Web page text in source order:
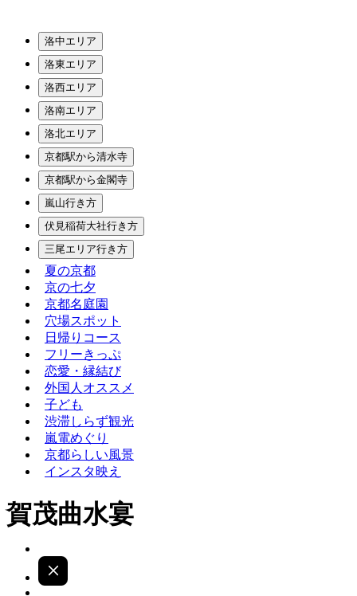
洛中エリア
洛東エリア
洛西エリア
洛南エリア
洛北エリア
京都駅から清水寺
京都駅から金閣寺
嵐山行き方
伏見稲荷大社行き方
三尾エリア行き方
夏の京都
京の七夕
京都名庭園
穴場スポット
日帰りコース
フリーきっぷ
恋愛・縁結び
外国人オススメ
子ども
渋滞しらず観光
嵐電めぐり
京都らしい風景
インスタ映え
賀茂曲水宴